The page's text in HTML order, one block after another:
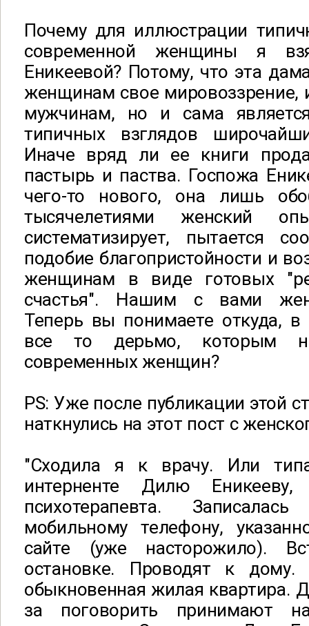
Почему для иллюстрации
современной женщины я
Еникеевой? Потому, что эта
женщинам свое мировоззрение,
мужчинам, но и сама
типичных взглядов
Иначе вряд ли ее книги
пастырь и паства. Госпожа
чего-то нового, она лишь
тысячелетиями женский
систематизирует, пытается
подобие благопристойности и
женщинам в виде готовых
счастья". Нашим с вами
Теперь вы понимаете откуда, в
все то дерьмо, которым
современных женщин?
PS: Уже после публикации этой
наткнулись на этот пост с
"Сходила я к врачу. Или
интерненте Дилю Еникееву,
психотерапевта.
мобильному телефону,
сайте (уже насторожило).
остановке. Проводят к
обыкновенная жилая квартира.
за поговорить принимают